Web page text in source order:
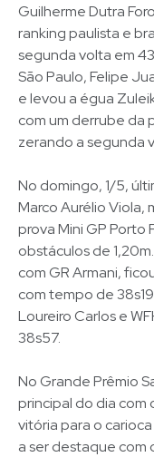
Guilherme Dutra
ranking paulista e
segunda volta em
São Paulo, Felipe
e levou a égua
com um derrube da
zerando a segunda
No domingo, 1/5,
Marco Aurélio Viola,
prova Mini GP Porto
obstáculos de
com GR Armani,
com tempo de
Loureiro Carlos e
38s57.
No Grande Prêmio
principal do dia com
vitória para o
a ser destaque com